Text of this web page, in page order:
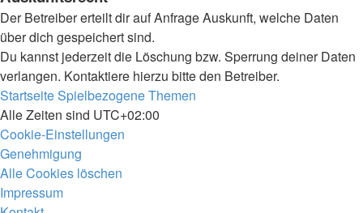
Der Betreiber erteilt dir auf Anfrage Auskunft, welche Daten
über dich gespeichert sind.
Du kannst jederzeit die Löschung bzw. Sperrung deiner Daten
verlangen. Kontaktiere hierzu bitte den Betreiber.
StartseiteSpielbezogene Themen
Alle Zeiten sind UTC+02:00
Cookie-Einstellungen
Genehmigung
Alle Cookies löschen
Impressum